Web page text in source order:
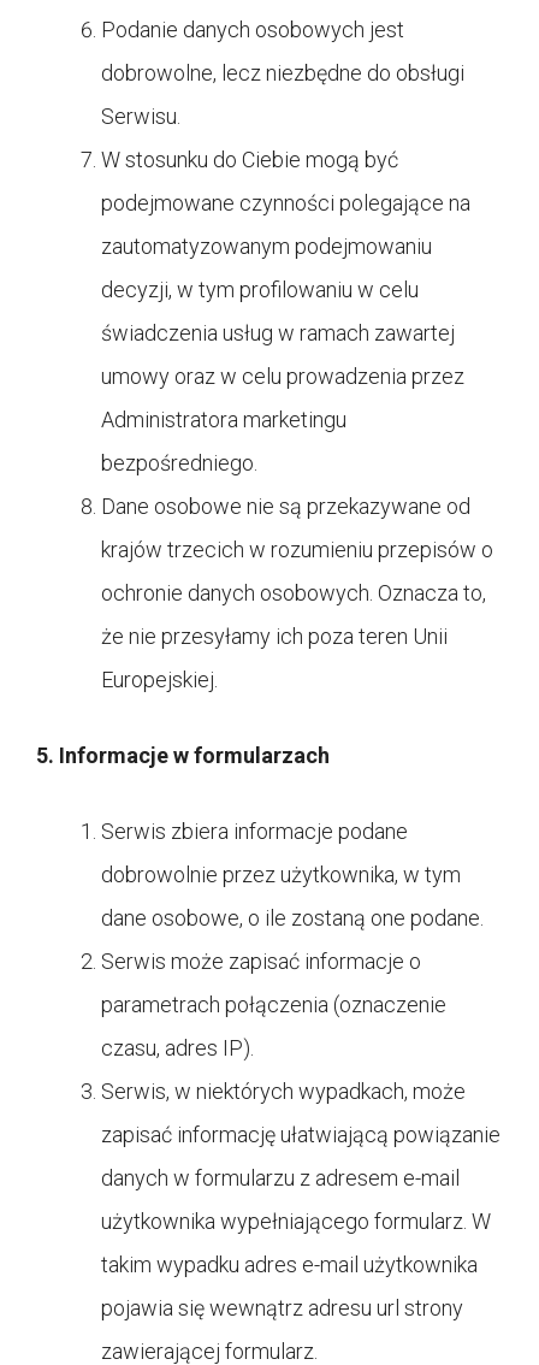
Podanie danych osobowych jest
dobrowolne, lecz niezbędne do obsługi
Serwisu.
W stosunku do Ciebie mogą być
podejmowane czynności polegające na
zautomatyzowanym podejmowaniu
decyzji, w tym profilowaniu w celu
świadczenia usług w ramach zawartej
umowy oraz w celu prowadzenia przez
Administratora marketingu
bezpośredniego.
Dane osobowe nie są przekazywane od
krajów trzecich w rozumieniu przepisów o
ochronie danych osobowych. Oznacza to,
że nie przesyłamy ich poza teren Unii
Europejskiej.
5. Informacje w formularzach
Serwis zbiera informacje podane
dobrowolnie przez użytkownika, w tym
dane osobowe, o ile zostaną one podane.
Serwis może zapisać informacje o
parametrach połączenia (oznaczenie
czasu, adres IP).
Serwis, w niektórych wypadkach, może
zapisać informację ułatwiającą powiązanie
danych w formularzu z adresem e-mail
użytkownika wypełniającego formularz. W
takim wypadku adres e-mail użytkownika
pojawia się wewnątrz adresu url strony
zawierającej formularz.